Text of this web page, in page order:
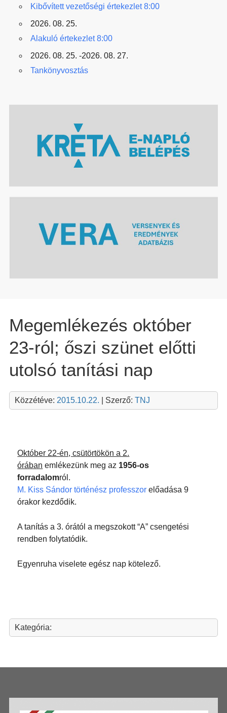
Kibővített vezetőségi értekezlet 8:00
2026. 08. 25.
Alakuló értekezlet 8:00
2026. 08. 25. -2026. 08. 27.
Tankönyvosztás
Megemlékezés október
23-ról; őszi szünet előtti
utolsó tanítási nap
Közzétéve: 2015.10.22. | Szerző: TNJ
Október 22-én, csütörtökön a 2.
órában emlékezünk meg az 1956-os
forradalomról.
M. Kiss Sándor történész professzor előadása 9
órakor kezdődik.
A tanítás a 3. órától a megszokott “A” csengetési
rendben folytatódik.
Egyenruha viselete egész nap kötelező.
Kategória: